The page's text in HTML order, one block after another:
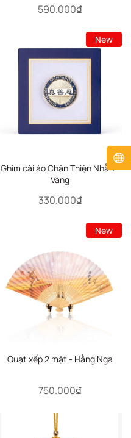
590.000₫
New
Ghim cài áo Chân Thiện Nhẫn -
Vàng
330.000₫
New
Quạt xếp 2 mặt - Hằng Nga
750.000₫